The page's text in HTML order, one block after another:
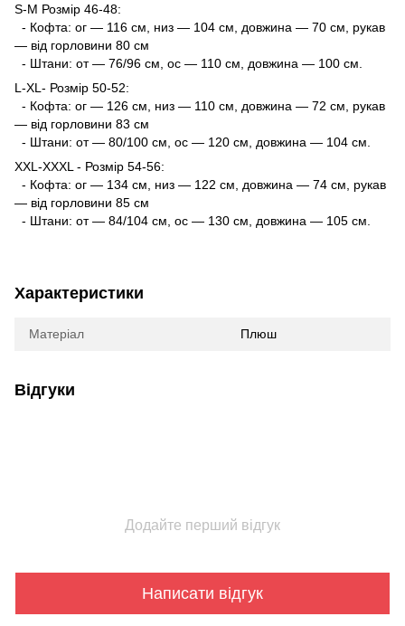
S-M Розмір 46-48:
- Кофта: ог — 116 см, низ — 104 см, довжина — 70 см, рукав
— від горловини 80 см
- Штани: от — 76/96 см, ос — 110 см, довжина — 100 см.
L-XL- Розмір 50-52:
- Кофта: ог — 126 см, низ — 110 см, довжина — 72 см, рукав
— від горловини 83 см
- Штани: от — 80/100 см, ос — 120 см, довжина — 104 см.
XXL-XXXL - Розмір 54-56:
- Кофта: ог — 134 см, низ — 122 см, довжина — 74 см, рукав
— від горловини 85 см
- Штани: от — 84/104 см, ос — 130 см, довжина — 105 см.
Характеристики
Матеріал Плюш
Відгуки
Додайте перший відгук
Написати відгук